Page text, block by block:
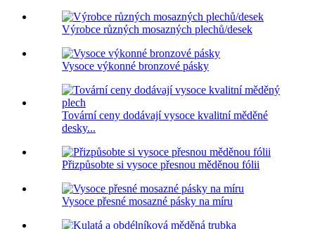
Výrobce různých mosazných plechů/desek
Vysoce výkonné bronzové pásky
Tovární ceny dodávají vysoce kvalitní měděné
desky...
Přizpůsobte si vysoce přesnou měděnou fólii
Vysoce přesné mosazné pásky na míru